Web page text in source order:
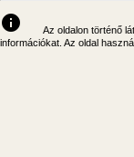
info
Az oldalon történő
információkat. Az oldal